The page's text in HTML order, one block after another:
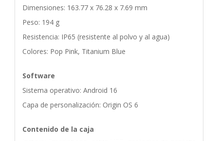
Dimensiones: 163.77 x 76.28 x 7.69 mm
Peso: 194 g
Resistencia: IP65 (resistente al polvo y al agua)
Colores: Pop Pink, Titanium Blue
Software
Sistema operativo: Android 16
Capa de personalización: Origin OS 6
Contenido de la caja